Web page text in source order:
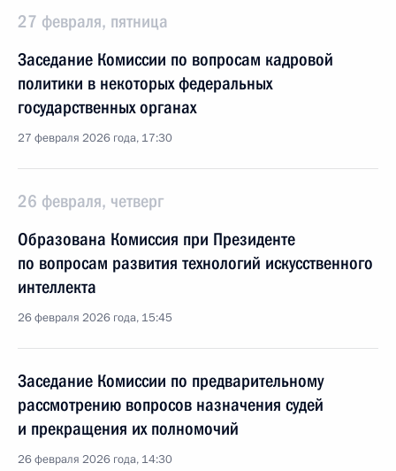
27 февраля, пятница
Заседание Комиссии по вопросам кадровой
политики в некоторых федеральных
государственных органах
27 февраля 2026 года, 17:30
26 февраля, четверг
Образована Комиссия при Президенте
по вопросам развития технологий искусственного
интеллекта
26 февраля 2026 года, 15:45
Заседание Комиссии по предварительному
рассмотрению вопросов назначения судей
и прекращения их полномочий
26 февраля 2026 года, 14:30